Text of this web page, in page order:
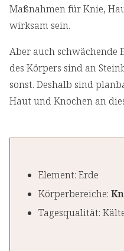
Maßnahmen für Knie,
wirksam sein.
Aber auch schwächende
des Körpers sind an
sonst. Deshalb sind
Haut und Knochen an
Element: Erde
Körperbereiche:
Tagesqualität: